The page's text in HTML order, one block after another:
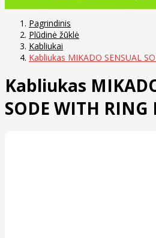
Pagrindinis
Plūdinė žūklė
Kabliukai
Kabliukas MIKADO SENSUAL
Kabliukas
SODE WITH RING